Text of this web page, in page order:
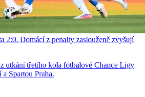
2:0. Domácí z penalty zaslouženě zvyšují
utkání třetího kola fotbalové Chance Ligy
Spartou Praha.